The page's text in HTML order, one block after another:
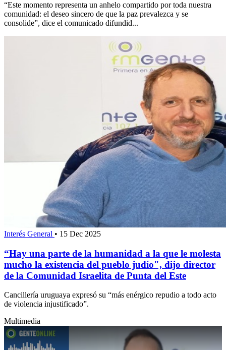
“Este momento representa un anhelo compartido por toda nuestra
comunidad: el deseo sincero de que la paz prevalezca y se
consolide”, dice el comunicado difundid...
Interés General • 15 Dec 2025
“Hay una parte de la humanidad a la que le molesta
mucho la existencia del pueblo judío", dijo director
de la Comunidad Israelita de Punta del Este
Cancillería uruguaya expresó su “más enérgico repudio a todo acto
de violencia injustificado”.
Multimedia